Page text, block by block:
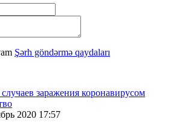
Şərh göndərmə qaydaları
2020 17:57